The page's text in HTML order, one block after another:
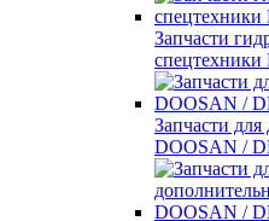
Запчасти
Запчасти для
DOOSAN /